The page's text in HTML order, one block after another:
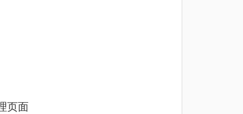
页面